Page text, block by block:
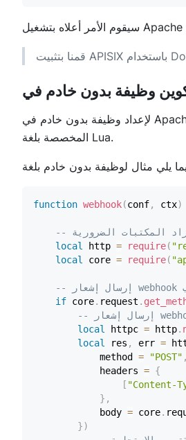
المخصصة بلغة Lua.
function webhook(conf, ctx)
المكتبات الضرورية
local
http = require(
local
core = require(
if core. request .
local
httpc = http.
local
res , err =
            method
= "POST" ,
            headers
= {
[ "Content-
} ,
            body
= core.
})